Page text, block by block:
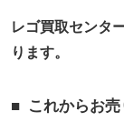
レゴ買取センタ
ります。
これからお